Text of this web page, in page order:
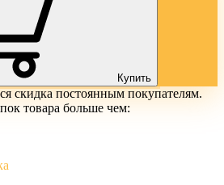
Купить
скидка постоянным покупателям.
товара больше чем: